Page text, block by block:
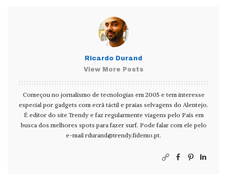
Ricardo Durand
View More Posts
Começou no jornalismo de tecnologias em 2005 e tem interesse
especial por gadgets com ecrã táctil e praias selvagens do Alentejo.
É editor do site Trendy e faz regularmente viagens pelo País em
busca dos melhores spots para fazer surf. Pode falar com ele pelo
e-mail rdurand@trendy.fidemo.pt.